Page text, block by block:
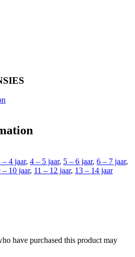
– 4 jaar, 4 – 5 jaar, 5 – 6 jaar, 6 – 7 jaar,
– 10 jaar, 11 – 12 jaar, 13 – 14 jaar
have purchased this product may